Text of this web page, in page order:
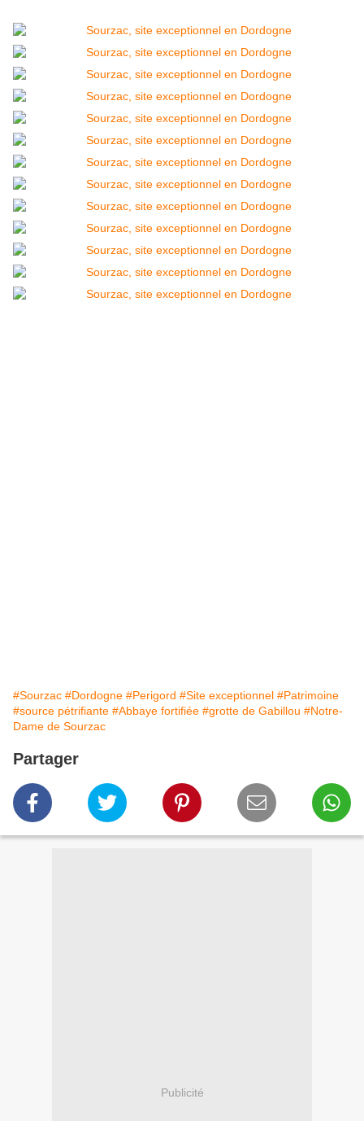
#Sourzac #Dordogne #Perigord #Site exceptionnel #Patrimoine
#source pétrifiante #Abbaye fortifiée #grotte de Gabillou #Notre-
Dame de Sourzac
Partager
Publicité